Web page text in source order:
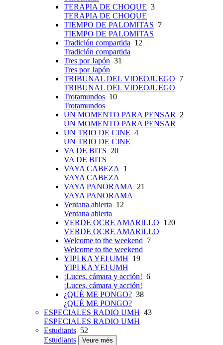
TERAPIA DE CHOQUE 3
TERAPIA DE CHOQUE
TIEMPO DE PALOMITAS 7
TIEMPO DE PALOMITAS
Tradición compartida 12
Tradición compartida
Tres por Japón 31
Tres por Japón
TRIBUNAL DEL VIDEOJUEGO 7
TRIBUNAL DEL VIDEOJUEGO
Trotamundos 10
Trotamundos
UN MOMENTO PARA PENSAR
2
UN MOMENTO PARA PENSAR
UN TRIO DE CINE 4
UN TRIO DE CINE
VA DE BITS 20
VA DE BITS
VAYA CABEZA
1
VAYA CABEZA
VAYA PANORAMA
21
VAYA PANORAMA
Ventana abierta 12
Ventana abierta
VERDE OCRE AMARILLO 120
VERDE OCRE AMARILLO
Welcome to the weekend 7
Welcome to the weekend
YIPI KA YEI UMH 19
YIPI KA YEI UMH
¡Luces, cámara y acción! 6
¡Luces, cámara y acción!
¿QUÉ ME PONGO? 38
¿QUÉ ME PONGO?
ESPECIALES RADIO UMH 43
ESPECIALES RADIO UMH
Estudiants 52
Estudiants
Veure més